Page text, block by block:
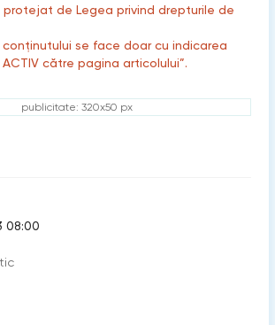
protejat de Legea privind drepturile de
se face doar cu indicarea
ACTIV către pagina articolului”.
publicitate: 320x50 px
08:00